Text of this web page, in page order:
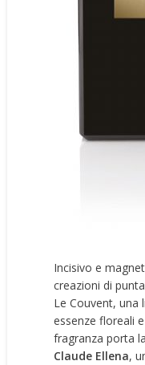
Incisivo e
creazioni di
Le Couvent, una
essenze floreali
fragranza porta
Claude Ellena,